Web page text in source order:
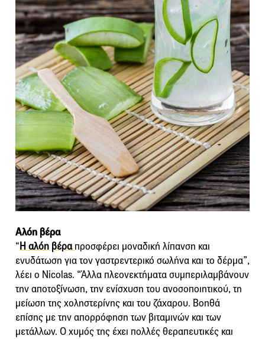
Αλόη βέρα
“Η αλόη βέραπροσφέρει μοναδική λίπανση και
ενυδάτωση για τον γαστρεντερικό σωλήνα και το δέρμα”,
λέει ο Nicolas. “Άλλα πλεονεκτήματα συμπεριλαμβάνουν
την αποτοξίνωση, την ενίσχυση του ανοσοποιητικού, τη
μείωση της χοληστερίνης και του ζάχαρου. Βοηθά
επίσης με την απορρόφηση των βιταμινών και των
μετάλλων. Ο χυμός της έχει πολλές θεραπευτικές και